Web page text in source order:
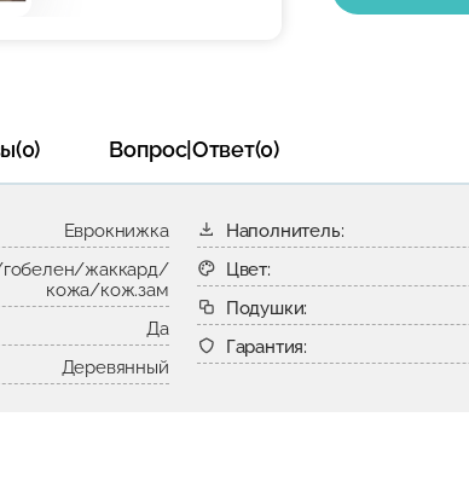
Вопрос|Ответ(0)
Еврокнижка
жаккард/
кожа/кож.зам
Да
Деревянный
Наполнитель:
Цвет:
Подушки:
Гарантия: